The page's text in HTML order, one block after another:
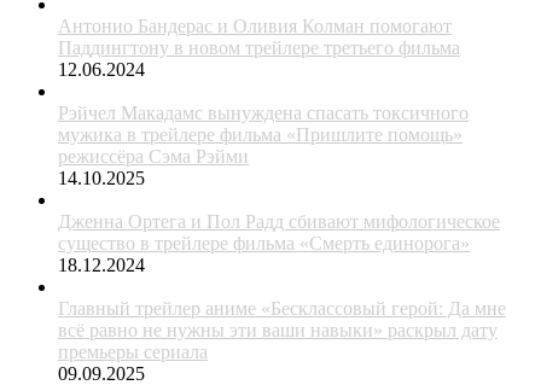
Антонио Бандерас и Оливия Колман помогают
Паддингтону в новом трейлере третьего фильма
12.06.2024
Рэйчел Макадамс вынуждена спасать токсичного
мужика в трейлере фильма «Пришлите помощь»
режиссёра Сэма Рэйми
14.10.2025
Дженна Ортега и Пол Радд сбивают мифологическое
существо в трейлере фильма «Смерть единорога»
18.12.2024
Главный трейлер аниме «Бесклассовый герой: Да мне
всё равно не нужны эти ваши навыки» раскрыл дату
премьеры сериала
09.09.2025